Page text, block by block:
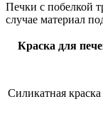
Печки с побелкой
случае материал
Краска для
Силикатная краска